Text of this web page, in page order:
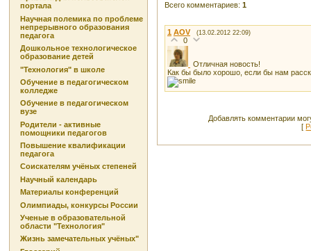
портала
Научная полемика по проблеме
непрерывного образования
педагога
Дошкольное технологическое
образование детей
"Технология" в школе
Обучение в педагогическом
колледже
Обучение в педагогическом
вузе
Родители - активные
помощники педагогов
Повышение квалификации
педагога
Соискателям учёных степеней
Научный календарь
Материалы конференций
Олимпиады, конкурсы России
Ученые в образовательной
области "Технология"
Жизнь замечательных учёных"
Всего комментариев: 1
1 AOV (13.02.2012 22:09)
0
Отличная новость!
Как бы было хорошо, если бы нам
Добавлять комментарии
[